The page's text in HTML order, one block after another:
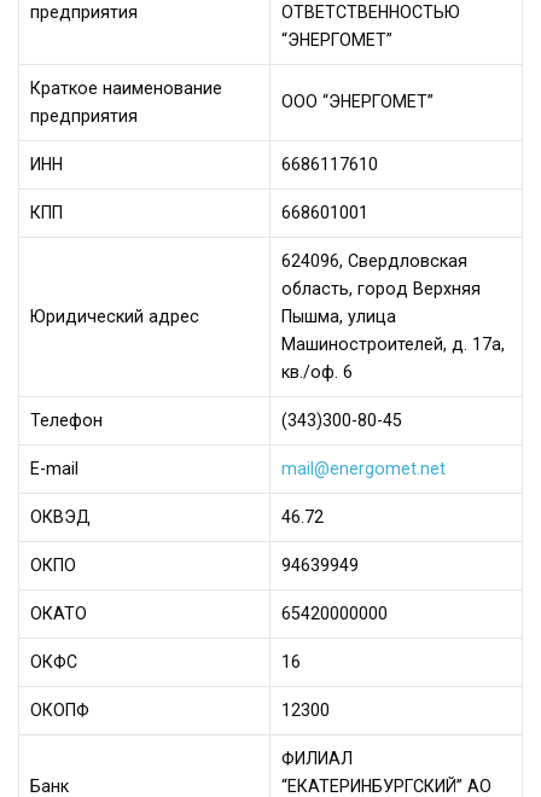
предприятия
ОТВЕТСТВЕННОСТЬЮ
“ЭНЕРГОМЕТ”
Краткое наименование
предприятия
ООО “ЭНЕРГОМЕТ”
ИНН 6686117610
КПП 668601001
Юридический адрес
624096, Свердловская
область, город Верхняя
Пышма, улица
Машиностроителей, д. 17а,
кв./оф. 6
Телефон (343)300-80-45
Е-mail mail@energomet.net
ОКВЭД 46.72
ОКПО 94639949
ОКАТО 65420000000
ОКФС 16
ОКОПФ 12300
Банк
ФИЛИАЛ
“ЕКАТЕРИНБУРГСКИЙ” АО